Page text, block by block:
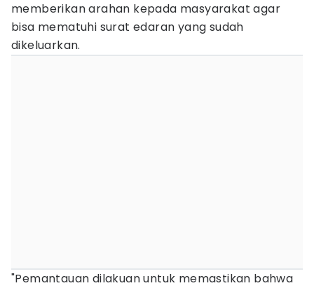
memberikan arahan kepada masyarakat agar
bisa mematuhi surat edaran yang sudah
dikeluarkan.
"Pemantauan dilakuan untuk memastikan bahwa